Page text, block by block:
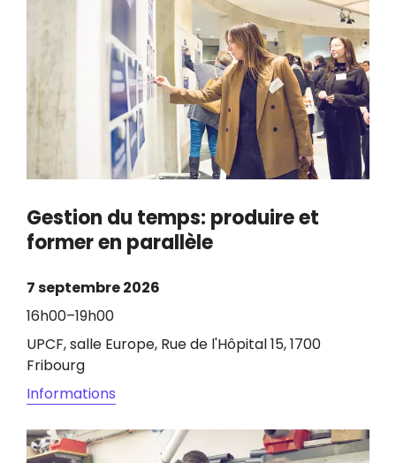
Gestion du temps: produire et
former en parallèle
7 septembre 2026
16h00–19h00
UPCF, salle Europe, Rue de l'Hôpital 15, 1700
Fribourg
Informations
Image